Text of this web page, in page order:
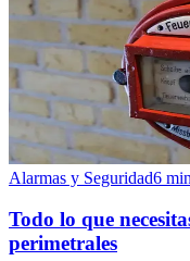
Alarmas y Seguridad6 min
Todo lo que
perimetrales